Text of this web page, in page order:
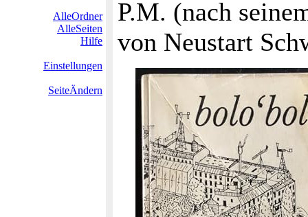
AlleOrdner
AlleSeiten
Hilfe
Einstellungen
SeiteÄndern
P.M. (nach
von Neustart